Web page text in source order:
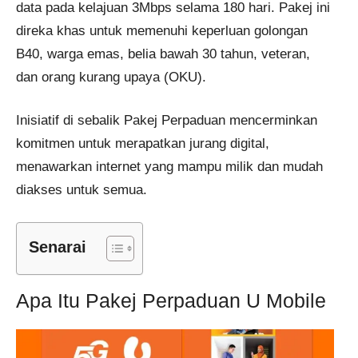
data pada kelajuan 3Mbps selama 180 hari. Pakej ini
direka khas untuk memenuhi keperluan golongan
B40, warga emas, belia bawah 30 tahun, veteran,
dan orang kurang upaya (OKU).
Inisiatif di sebalik Pakej Perpaduan mencerminkan
komitmen untuk merapatkan jurang digital,
menawarkan internet yang mampu milik dan mudah
diakses untuk semua.
Senarai
Apa Itu Pakej Perpaduan U Mobile